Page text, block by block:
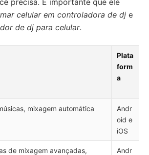
precisa. É importante que ele
celular em controladora de dj e
de dj para celular.
Plata
form
a
mixagem automática
Andr
oid e
iOS
de mixagem avançadas,
Andr